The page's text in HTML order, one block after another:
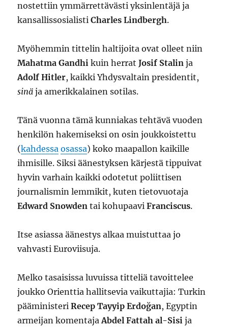
nostettiin ymmärrettävästi yksinlentäjä ja
kansallissosialistiCharles Lindbergh.
Myöhemmin tittelin haltijoita ovat olleet niin
Mahatma Gandhi kuin herratJosif Stalin ja
Adolf Hitler, kaikki Yhdysvaltain presidentit,
sinä ja amerikkalainen sotilas.
Tänä vuonna tämä kunniakas tehtävä vuoden
henkilön hakemiseksi on osin joukkoistettu
(kahdessa osassa) koko maapallon kaikille
ihmisille. Siksi äänestyksen kärjestä tippuivat
hyvin varhain kaikki odotetut poliittisen
journalismin lemmikit, kuten tietovuotaja
Edward Snowden tai kohupaaviFranciscus.
Itse asiassa äänestys alkaa muistuttaa jo
vahvasti Euroviisuja.
Melko tasaisissa luvuissa titteliä tavoittelee
joukko Orienttia hallitsevia vaikuttajia: Turkin
pääministeriRecep Tayyip Erdoğan, Egyptin
armeijan komentajaAbdel Fattah al-Sisi ja